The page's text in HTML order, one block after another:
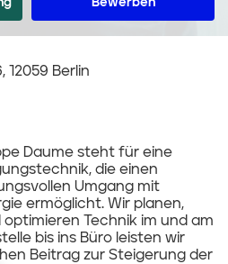
Bewerben
12059 Berlin
Daume steht für eine
die einen
Umgang mit
ermöglicht. Wir planen,
Technik im und am
bis ins Büro leisten wir
Beitrag zur Steigerung der